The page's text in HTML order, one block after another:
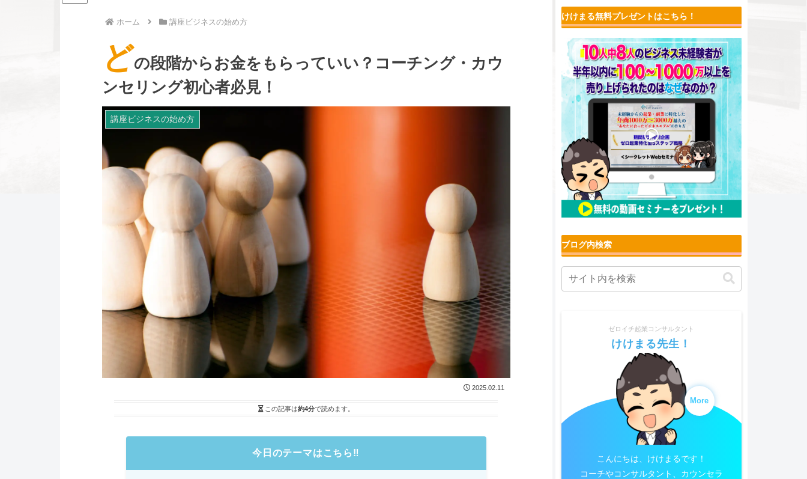
ホーム 講座ビジネスの始め方
どの段階からお金をもらっていい？コーチング・カウ
ンセリング初心者必見！
講座ビジネスの始め方
2025.02.11
この記事は約4分で読めます。
今日のテーマはこちら ‼️
けけまる無料プレゼントはこちら！
ブログ内検索
ゼロイチ起業コンサルタント
けけまる先生！
More
こんにちは、けけまるです！
コーチやコンサルタント、カウンセラ